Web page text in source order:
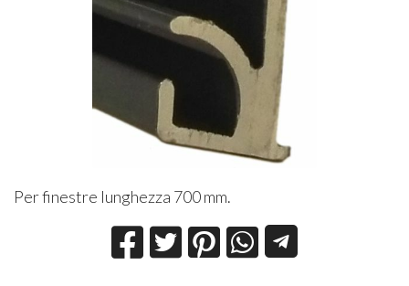
Per finestre lunghezza 700 mm.